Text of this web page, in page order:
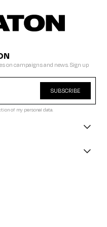
on campaigns and news. Sign up
SUBSCRIBE
of my personal data.